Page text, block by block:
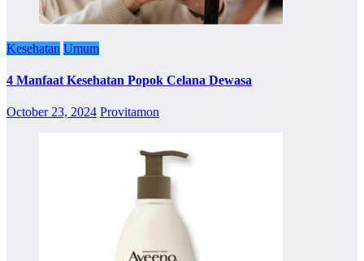
Kesehatan Umum
4 Manfaat Kesehatan Popok Celana Dewasa
October 23, 2024 Provitamon